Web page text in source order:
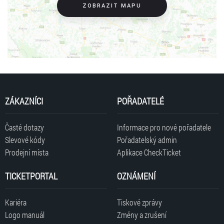
ZOBRAZIT MAPU
ZÁKAZNÍCI
Časté dotazy
Slevové kódy
Prodejní místa
POŘADATELÉ
Informace pro nové pořadatele
Pořadatelský admin
Aplikace CheckTicket
TICKETPORTAL
Kariéra
Logo manuál
OZNÁMENÍ
Tiskové zprávy
Změny a zrušení